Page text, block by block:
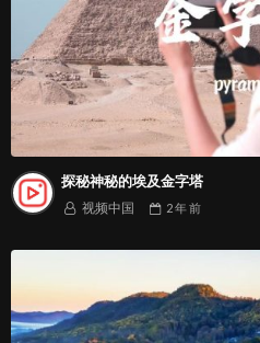
探秘神秘的埃及金字塔
视频中国 2 年前